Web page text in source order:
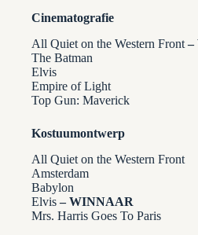
Cinematografie
All Quiet on the Western Front–
The Batman
Elvis
Empire of Light
Top Gun: Maverick
Kostuumontwerp
All Quiet on the Western Front
Amsterdam
Babylon
Elvis– WINNAAR
Mrs. Harris Goes To Paris